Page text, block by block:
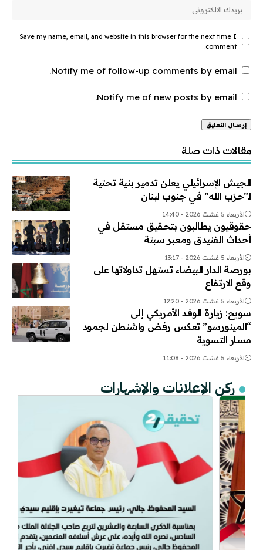
Save my name, email, and website in this browser for the next time I
comment.
Notify me of follow-up comments by email.
Notify me of new posts by email.
مقالات ذات صلة
الجيش الإسرائيلي يعلن تدمير بنية تحتية
لـ”حزب الله” في جنوب لبنان
الأربعاء 5 غشت 2026 - 14:40
حقوقيون يطالبون بتحقيق مستقل في
أحداث الفنيدق ومعبر سبتة
الأربعاء 5 غشت 2026 - 13:17
بورصة الدار البيضاء تستهل تداولاتها على
وقع الارتفاع
الأربعاء 5 غشت 2026 - 12:20
سويح: زيارة الوفد الأمريكي إلى
“المينورسو” تعكس رفض واشنطن لجمود
مسار التسوية
الأربعاء 5 غشت 2026 - 11:08
ركن الإعلانات والإشهارات